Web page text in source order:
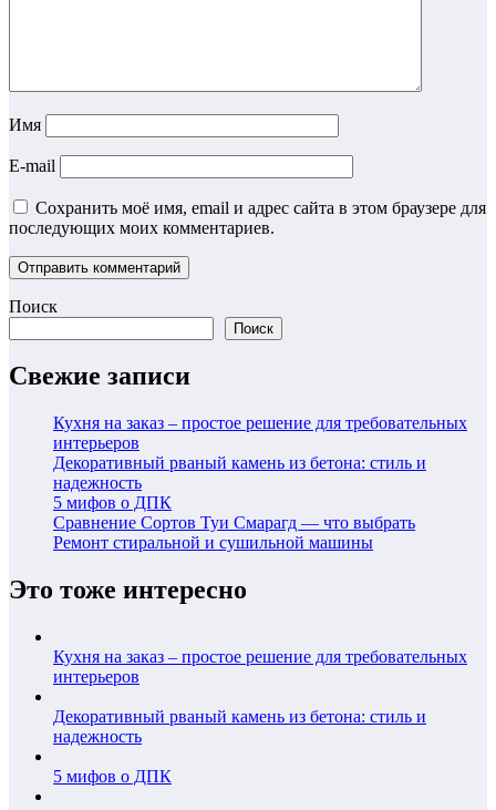
Имя
E-mail
Сохранить моё имя, email и адрес сайта в этом браузере для
последующих моих комментариев.
Поиск
Поиск
Свежие записи
Кухня на заказ – простое решение для требовательных
интерьеров
Декоративный рваный камень из бетона: стиль и
надежность
5 мифов о ДПК
Сравнение Сортов Туи Смарагд — что выбрать
Ремонт стиральной и сушильной машины
Это тоже интересно
Кухня на заказ – простое решение для требовательных
интерьеров
Декоративный рваный камень из бетона: стиль и
надежность
5 мифов о ДПК